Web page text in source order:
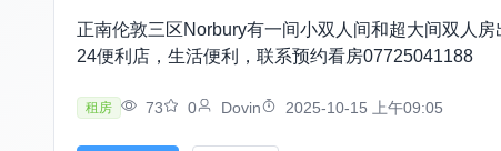
正南伦敦三区Norbury有一间小双人间和超大间双人
24便利店，生活便利，联系预约看房07725041188
租房 73 0 Dovin 2025-10-15 上午09:05